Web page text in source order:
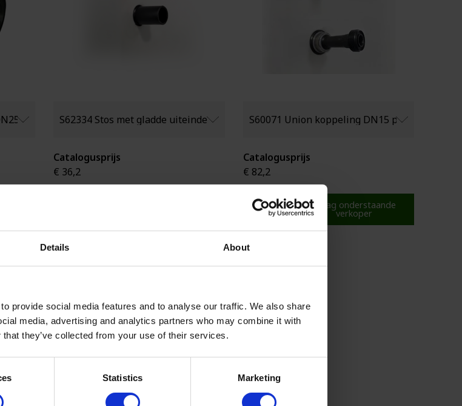
Details About
provide social media features and to analyse our traffic. We also share
media, advertising and analytics partners who may combine it with
they’ve collected from your use of their services.
Statistics Marketing
Catalogusprijs
€ 36,2
Catalogusprijs
€ 82,2
Vraag onderstaande
verkoper